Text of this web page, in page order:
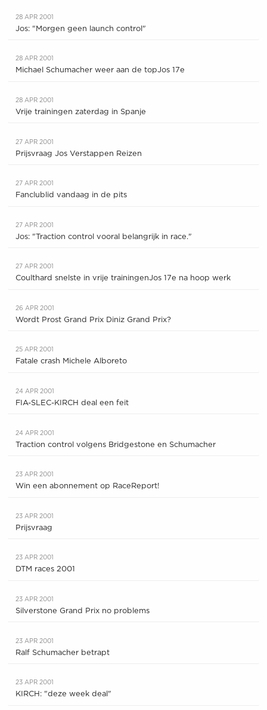
28 APR 2001
Jos: "Morgen geen launch control"
28 APR 2001
Michael Schumacher weer aan de topJos 17e
28 APR 2001
Vrije trainingen zaterdag in Spanje
27 APR 2001
Prijsvraag Jos Verstappen Reizen
27 APR 2001
Fanclublid vandaag in de pits
27 APR 2001
Jos: "Traction control vooral belangrijk in race."
27 APR 2001
Coulthard snelste in vrije trainingenJos 17e na hoop werk
26 APR 2001
Wordt Prost Grand Prix Diniz Grand Prix?
25 APR 2001
Fatale crash Michele Alboreto
24 APR 2001
FIA-SLEC-KIRCH deal een feit
24 APR 2001
Traction control volgens Bridgestone en Schumacher
23 APR 2001
Win een abonnement op RaceReport!
23 APR 2001
Prijsvraag
23 APR 2001
DTM races 2001
23 APR 2001
Silverstone Grand Prix no problems
23 APR 2001
Ralf Schumacher betrapt
23 APR 2001
KIRCH: "deze week deal"